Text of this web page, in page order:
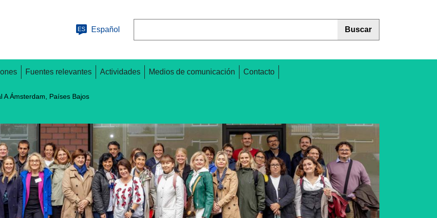
ES Español Buscar
Fuentes relevantes Actividades Medios de comunicación Contacto
A Ámsterdam, Países Bajos